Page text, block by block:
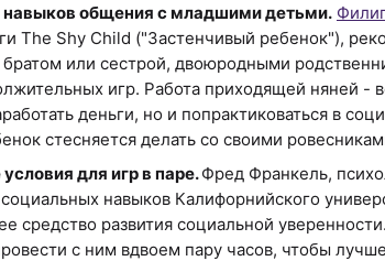
навыков общения с младшими детьми.
The Shy Child ("Застенчивый ребенок"),
или сестрой, двоюродными
игр. Работа приходящей няней -
деньги, но и попрактиковаться в
стесняется делать со своими
для игр в паре.Фред Франкель,
навыков Калифорнийского
средство развития социальной
с ним вдвоем пару часов, чтобы